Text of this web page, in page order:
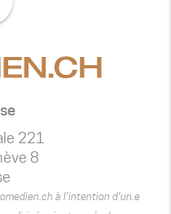
221
8
à l’intention d’un.e